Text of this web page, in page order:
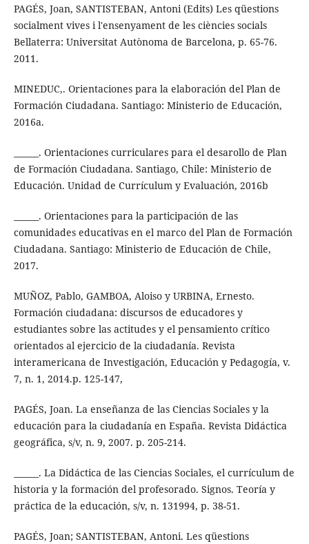
PAGÉS, Joan, SANTISTEBAN, Antoni (Edits) Les qüestions
socialment vives i l'ensenyament de les ciències socials
Bellaterra: Universitat Autònoma de Barcelona, p. 65-76.
2011.
MINEDUC,. Orientaciones para la elaboración del Plan de
Formación Ciudadana. Santiago: Ministerio de Educación,
2016a.
______. Orientaciones curriculares para el desarollo de Plan
de Formación Ciudadana. Santiago, Chile: Ministerio de
Educación. Unidad de Currículum y Evaluación, 2016b
______. Orientaciones para la participación de las
comunidades educativas en el marco del Plan de Formación
Ciudadana. Santiago: Ministerio de Educación de Chile,
2017.
MUÑOZ, Pablo, GAMBOA, Aloiso y URBINA, Ernesto.
Formación ciudadana: discursos de educadores y
estudiantes sobre las actitudes y el pensamiento crítico
orientados al ejercicio de la ciudadanía. Revista
interamericana de Investigación, Educación y Pedagogía, v.
7, n. 1, 2014.p. 125-147,
PAGÉS, Joan. La enseñanza de las Ciencias Sociales y la
educación para la ciudadanía en España. Revista Didáctica
geográfica, s/v, n. 9, 2007. p. 205-214.
______. La Didáctica de las Ciencias Sociales, el currículum de
historia y la formación del profesorado. Signos. Teoría y
práctica de la educación, s/v, n. 131994, p. 38-51.
PAGÉS, Joan; SANTISTEBAN, Antoni. Les qüestions